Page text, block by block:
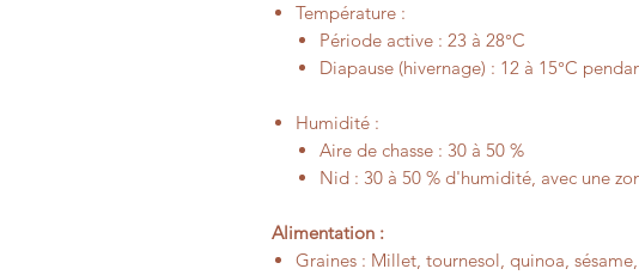
Température :
Période active : 23 à 28°C
Diapause (hivernage) : 12 à 15°C
Humidité :
Aire de chasse : 30 à 50 %
Nid : 30 à 50 % d'humidité, avec une
Alimentation :
Graines : Millet, tournesol, quinoa,